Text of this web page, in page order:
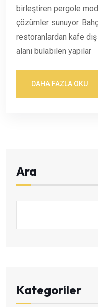
birleştiren pergole
çözümler sunuyor.
restoranlardan kafe
alanı bulabilen yapılar
DAHA FAZLA OKU
Ara
Kategoriler